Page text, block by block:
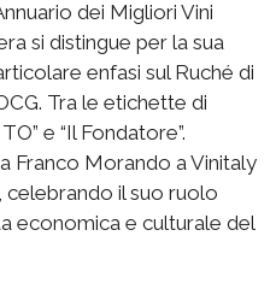
dei Migliori Vini
si distingue per la sua
enfasi sul Ruché di
Tra le etichette di
e “Il Fondatore”.
Franco Morando a Vinitaly
celebrando il suo ruolo
economica e culturale del